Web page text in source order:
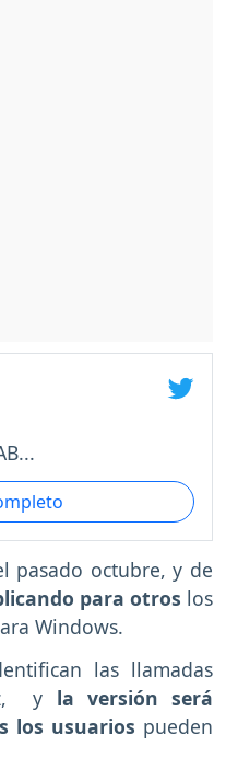
pasado octubre, y de
para otros los
Windows.
las llamadas
y la versión será
los usuarios pueden